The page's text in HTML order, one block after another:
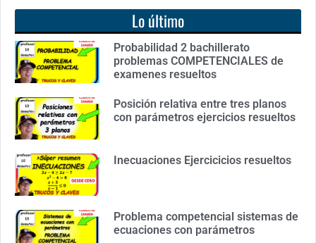
Lo último
Probabilidad 2 bachillerato
problemas COMPETENCIALES de
examenes resueltos
Posición relativa entre tres planos
con parámetros ejercicios resueltos
Inecuaciones Ejercicicios resueltos
Problema competencial sistemas de
ecuaciones con parámetros